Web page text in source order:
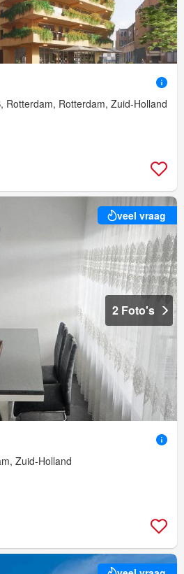
Rotterdam, Rotterdam, Zuid-Holland
veel vraag
2 Foto's
Zuid-Holland